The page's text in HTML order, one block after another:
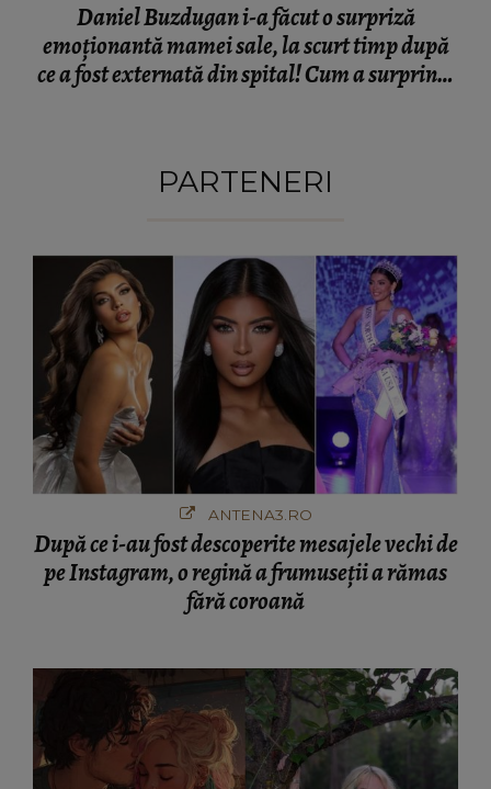
Daniel Buzdugan i-a făcut o surpriză
emoționantă mamei sale, la scurt timp după
ce a fost externată din spital! Cum a surprins-
PARTENERI
ANTENA3.RO
După ce i-au fost descoperite mesajele vechi de
pe Instagram, o regină a frumuseții a rămas
fără coroană